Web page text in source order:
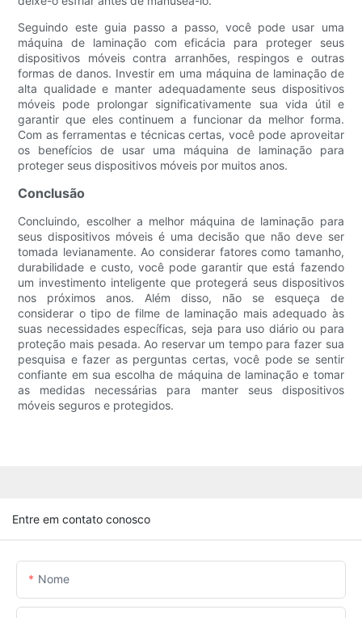
Seguindo este guia passo a passo, você pode usar uma
máquina de laminação com eficácia para proteger seus
dispositivos móveis contra arranhões, respingos e outras
formas de danos. Investir em uma máquina de laminação de
alta qualidade e manter adequadamente seus dispositivos
móveis pode prolongar significativamente sua vida útil e
garantir que eles continuem a funcionar da melhor forma.
Com as ferramentas e técnicas certas, você pode aproveitar
os benefícios de usar uma máquina de laminação para
proteger seus dispositivos móveis por muitos anos.
Conclusão
Concluindo, escolher a melhor máquina de laminação para
seus dispositivos móveis é uma decisão que não deve ser
tomada levianamente. Ao considerar fatores como tamanho,
durabilidade e custo, você pode garantir que está fazendo
um investimento inteligente que protegerá seus dispositivos
nos próximos anos. Além disso, não se esqueça de
considerar o tipo de filme de laminação mais adequado às
suas necessidades específicas, seja para uso diário ou para
proteção mais pesada. Ao reservar um tempo para fazer sua
pesquisa e fazer as perguntas certas, você pode se sentir
confiante em sua escolha de máquina de laminação e tomar
as medidas necessárias para manter seus dispositivos
móveis seguros e protegidos.
Entre em contato conosco
Nome